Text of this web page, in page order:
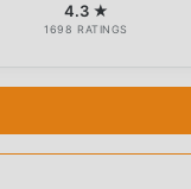
4.3 ★
1698 RATINGS